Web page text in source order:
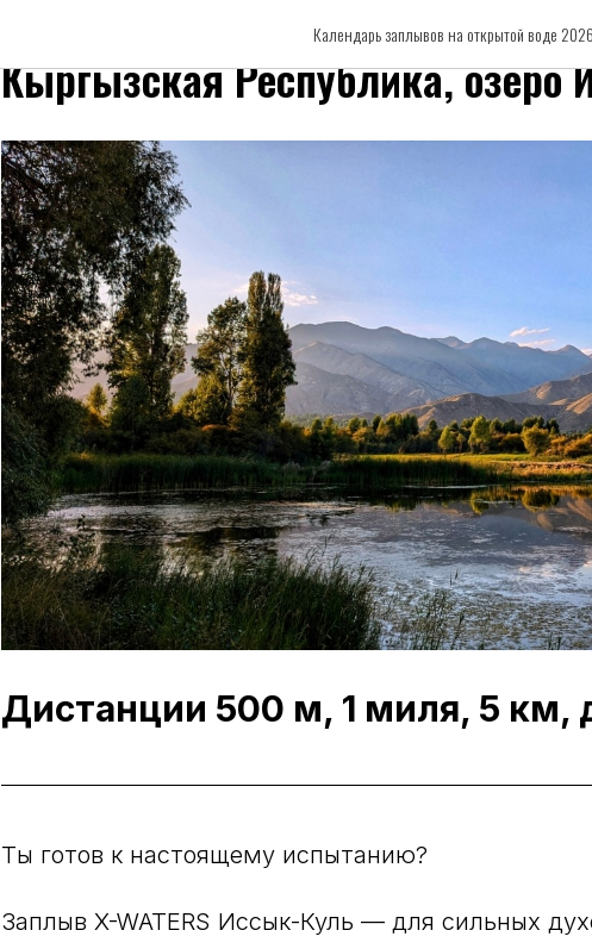
Календарь заплывов на открытой воде 2026
28-29 августа 2026 X-WATERS
Кыргызская Республика, озеро
Дистанции 500 м, 1 миля, 5 км,
Ты готов к настоящему испытанию?
Заплыв X-WATERS Иссык-Куль — для сильных